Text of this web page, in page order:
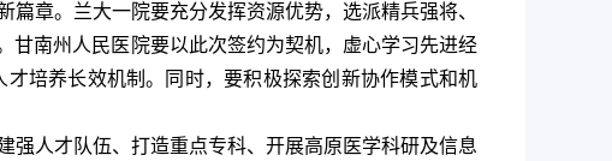
章。兰大一院要充分发挥资源优势，选派精兵强将、
甘南州人民医院要以此次签约为契机，虚心学习先进经
培养长效机制。同时，要积极探索创新协作模式和机
强人才队伍、打造重点专科、开展高原医学科研及信息